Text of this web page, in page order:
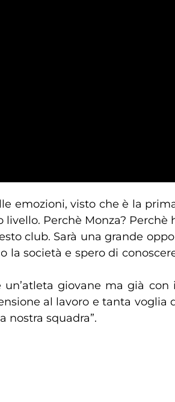
emozioni, visto che è la
Perchè Monza? Perchè
club. Sarà una grande
la società e spero di
un’atleta giovane ma già
al lavoro e tanta voglia
nostra squadra”.